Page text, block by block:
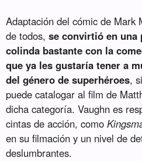
Adaptación del cómic de Mark
de todos,se convirtió en una
colinda bastante con la
que ya les gustaría tener a
del género de superhéroes,
puede catalogar al film de
dicha categoría. Vaughn es
cintas de acción, como
en su filmación y un nivel de
deslumbrantes.